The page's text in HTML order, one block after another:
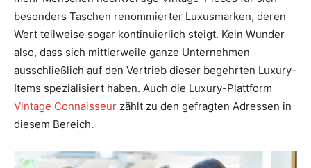
besonders Taschen renommierter Luxusmarken, deren
Wert teilweise sogar kontinuierlich steigt. Kein Wunder
also, dass sich mittlerweile ganze Unternehmen
ausschließlich auf den Vertrieb dieser begehrten Luxury-
Items spezialisiert haben. Auch die Luxury-Plattform
Vintage Connaisseur zählt zu den gefragten Adressen in
diesem Bereich.